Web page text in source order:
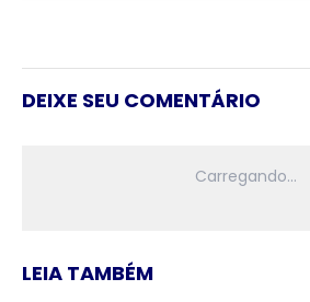
DEIXE SEU COMENTÁRIO
LEIA TAMBÉM